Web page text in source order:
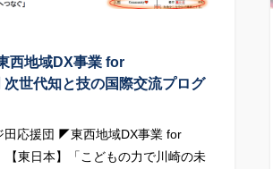
西地域DX事業 for
世代知と技の国際交流プログ
田応援団 ◤東西地域DX事業 for
東日本】「こどもの力で川崎の未